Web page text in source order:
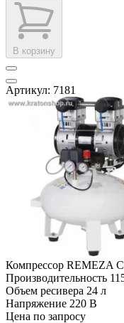
В корзину
Артикул: 7181
Компрессор REMEZA
Производительность
Объем ресивера 24 л
Напряжение 220 В
Цена по запросу